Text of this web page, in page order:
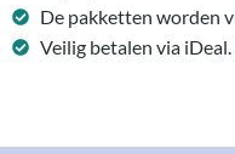
De pakketten worden
Veilig betalen via